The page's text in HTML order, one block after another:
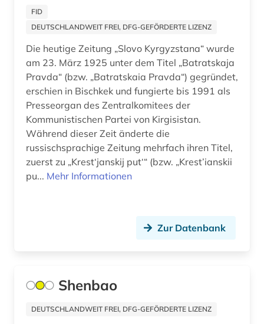
hispanistik (5)
hispanoamerika (1)
hispanoamerikanische geschichte (1)
hochheim (1)
hofheim (1)
hongkong (1)
informatik (1)
FID
DEUTSCHLANDWEIT FREI, DFG-GEFÖRDERTE LIZENZ
Die heutige Zeitung „Slovo Kyrgyzstana“ wurde
am 23. März 1925 unter dem Titel „Batratskaja
Pravda“ (bzw. „Batratskaia Pravda“) gegründet,
erschien in Bischkek und fungierte bis 1991 als
Presseorgan des Zentralkomitees der
Kommunistischen Partei von Kirgisistan.
Während dieser Zeit änderte die
russischsprachige Zeitung mehrfach ihren Titel,
zuerst zu „Krest‘janskij put‘“ (bzw. „Krest’ianskii
pu... Mehr Informationen
Zur Datenbank
Shenbao
DEUTSCHLANDWEIT FREI, DFG-GEFÖRDERTE LIZENZ